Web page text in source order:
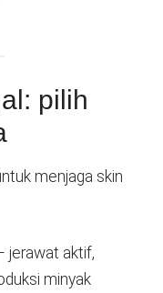
pilih
menjaga skin
jerawat aktif,
minyak